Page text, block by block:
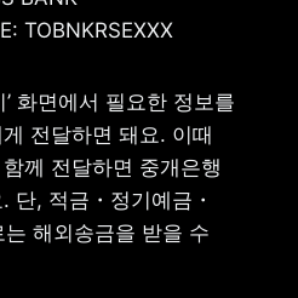
TOBNKRSEXXX
화면에서 필요한 정보를
전달하면 돼요. 이때
께 전달하면 중개은행
단, 적금・정기예금・
해외송금을 받을 수